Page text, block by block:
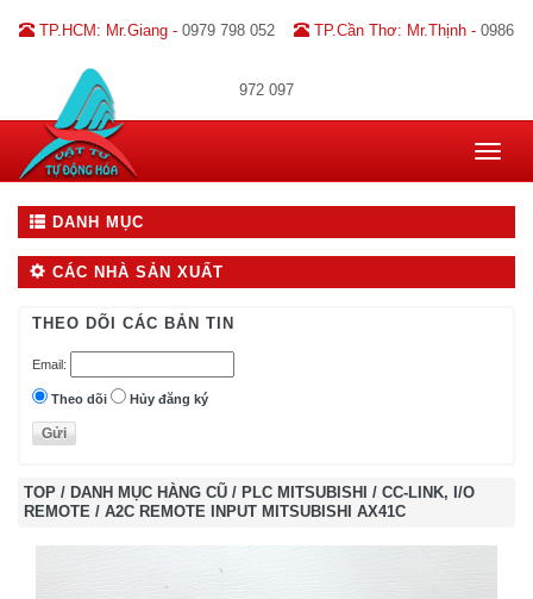
TP.HCM: Mr.Giang - 0979 798 052 TP.Cần Thơ: Mr.Thịnh - 0986
972 097
Toggle
DANH MỤC
CÁC NHÀ SẢN XUẤT
THEO DÕI CÁC BẢN TIN
Email:
Theo dõi Hủy đăng ký
TOP / DANH MỤC HÀNG CŨ / PLC MITSUBISHI / CC-LINK, I/O
REMOTE / A2C REMOTE INPUT MITSUBISHI AX41C